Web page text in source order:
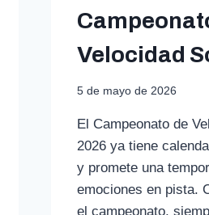
Velocidad
5 de mayo de 2026
El Campeonato de
2026 ya tiene
y promete una
emociones en pista.
el campeonato,